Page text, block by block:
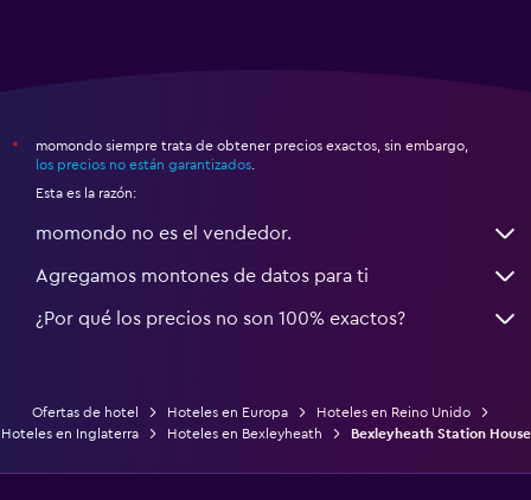
*
momondo siempre trata de obtener precios exactos, sin embargo,
los precios no están garantizados
Esta es la razón:
momondo no es el vendedor.
Agregamos montones de datos para ti
¿Por qué los precios no son 100% exactos?
Ofertas de hotel Hoteles en Europa
Hoteles en Reino Unido
Hoteles en Inglaterra
Hoteles en Bexleyheath Bexleyheath Station House